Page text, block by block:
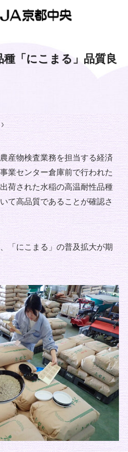
種「にこまる」品質良
産物検査業務を担当する経済
業センター倉庫前で行われた
荷された水稲の高温耐性品種
て高品質であることが確認さ
「にこまる」の普及拡大が期